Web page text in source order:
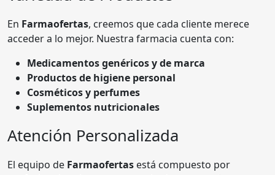
En Farmaofertas, creemos que cada cliente merece
acceder a lo mejor. Nuestra farmacia cuenta con:
Medicamentos genéricos y de marca
Productos de higiene personal
Cosméticos y perfumes
Suplementos nutricionales
Atención Personalizada
El equipo de Farmaofertas está compuesto por